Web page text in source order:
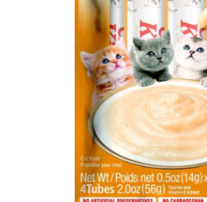
Covorașe Igienice Câini
Șampoane Câini
Antiparazitare Câini
Vitamine Câini